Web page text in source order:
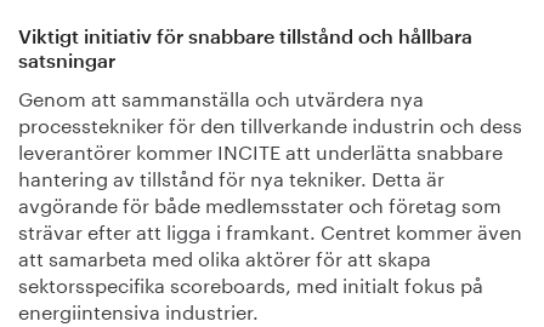
Viktigt initiativ för snabbare tillstånd och hållbara
satsningar
Genom att sammanställa och utvärdera nya
processtekniker för den tillverkande industrin och dess
leverantörer kommer INCITE att underlätta snabbare
hantering av tillstånd för nya tekniker. Detta är
avgörande för både medlemsstater och företag som
strävar efter att ligga i framkant. Centret kommer även
att samarbeta med olika aktörer för att skapa
sektorsspecifika scoreboards, med initialt fokus på
energiintensiva industrier.